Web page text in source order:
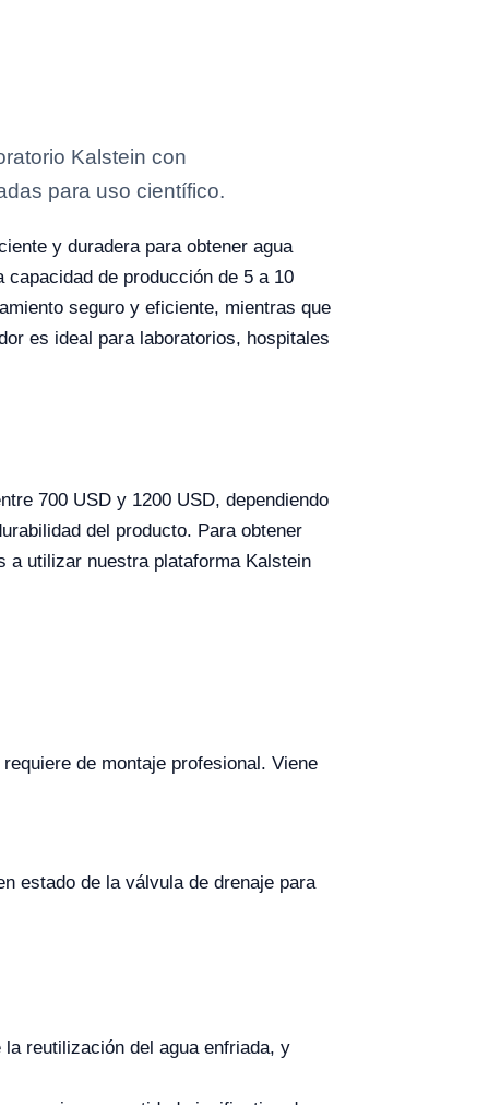
Kalstein con
para uso científico.
y duradera para obtener agua
de producción de 5 a 10
seguro y eficiente, mientras que
es ideal para laboratorios, hospitales
700 USD y 1200 USD, dependiendo
del producto. Para obtener
a utilizar nuestra plataforma Kalstein
de montaje profesional. Viene
estado de la válvula de drenaje para
reutilización del agua enfriada, y